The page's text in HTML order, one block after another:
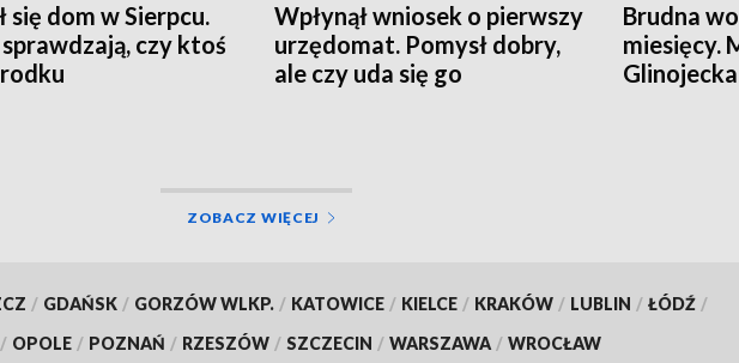
się dom w Sierpcu.
sprawdzają, czy ktoś
Wpłynął wniosek o pierwszy
urzędomat. Pomysł dobry,
ale czy uda się go
Brudna
miesięcy.
ZOBACZ WIĘCEJ
/ GDAŃSK / GORZÓW WLKP. / KATOWICE / KIELCE / KRAKÓW / LUBLIN / ŁÓDŹ /
/ OPOLE / POZNAŃ / RZESZÓW / SZCZECIN / WARSZAWA / WROCŁAW